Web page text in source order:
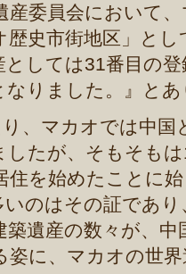
産委員会において
歴史市街地区」と
としては31番目の
なりました。』と
、マカオでは中国
したが、そもそも
住を始めたことに
いのはその証であ
遺産の数々が、
姿に、マカオの世